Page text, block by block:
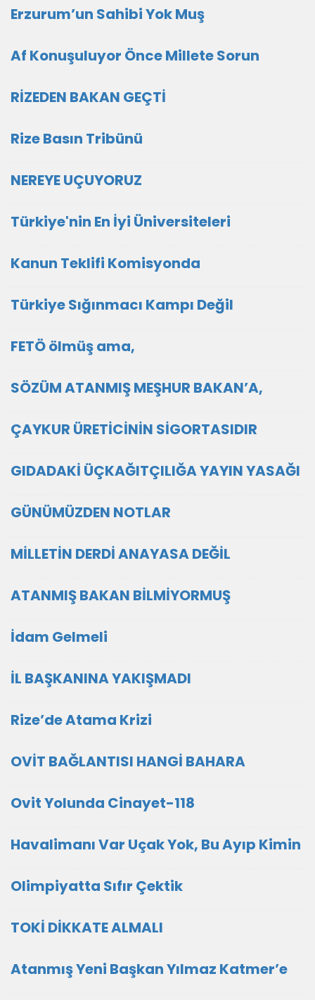
Erzurum’un Sahibi Yok Muş
Af Konuşuluyor Önce Millete Sorun
RİZEDEN BAKAN GEÇTİ
Rize Basın Tribünü
NEREYE UÇUYORUZ
Türkiye'nin En İyi Üniversiteleri
Kanun Teklifi Komisyonda
Türkiye Sığınmacı Kampı Değil
FETÖ ölmüş ama,
SÖZÜM ATANMIŞ MEŞHUR BAKAN’A,
ÇAYKUR ÜRETİCİNİN SİGORTASIDIR
GIDADAKİ ÜÇKAĞITÇILIĞA YAYIN YASAĞI
GÜNÜMÜZDEN NOTLAR
MİLLETİN DERDİ ANAYASA DEĞİL
ATANMIŞ BAKAN BİLMİYORMUŞ
İdam Gelmeli
İL BAŞKANINA YAKIŞMADI
Rize’de Atama Krizi
OVİT BAĞLANTISI HANGİ BAHARA
Ovit Yolunda Cinayet-118
Havalimanı Var Uçak Yok, Bu Ayıp Kimin
Olimpiyatta Sıfır Çektik
TOKİ DİKKATE ALMALI
Atanmış Yeni Başkan Yılmaz Katmer’e